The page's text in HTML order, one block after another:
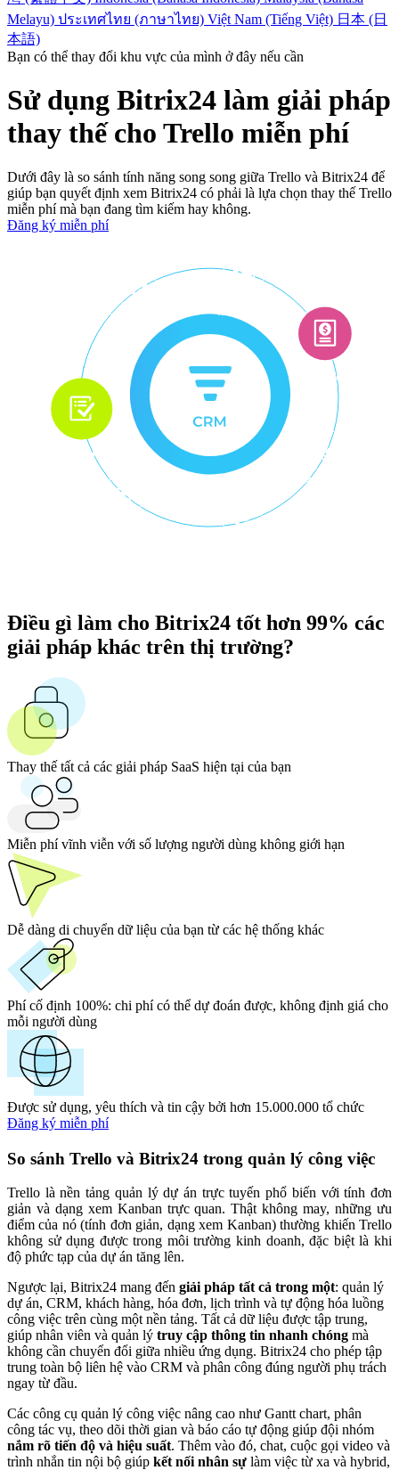
Melayu) ประเทศไทย (ภาษาไทย) Việt Nam (Tiếng Việt) 日本 (日
本語)
Bạn có thể thay đổi khu vực của mình ở đây nếu cần
Sử dụng Bitrix24 làm giải pháp
thay thế cho Trello miễn phí
Dưới đây là so sánh tính năng song song giữa Trello và Bitrix24 để
giúp bạn quyết định xem Bitrix24 có phải là lựa chọn thay thế Trello
miễn phí mà bạn đang tìm kiếm hay không.
Đăng ký miễn phí
Điều gì làm cho Bitrix24 tốt hơn 99% các
giải pháp khác trên thị trường?
Thay thế tất cả các giải pháp SaaS hiện tại của bạn
Miễn phí vĩnh viễn với số lượng người dùng không giới hạn
Dễ dàng di chuyển dữ liệu của bạn từ các hệ thống khác
Phí cố định 100%: chi phí có thể dự đoán được, không định giá cho
mỗi người dùng
Được sử dụng, yêu thích và tin cậy bởi hơn 15.000.000 tổ chức
Đăng ký miễn phí
So sánh Trello và Bitrix24 trong quản lý công việc
Trello là nền tảng quản lý dự án trực tuyến phổ biến với tính đơn
giản và dạng xem Kanban trực quan. Thật không may, những ưu
điểm của nó (tính đơn giản, dạng xem Kanban) thường khiến Trello
không sử dụng được trong môi trường kinh doanh, đặc biệt là khi
độ phức tạp của dự án tăng lên.
Ngược lại, Bitrix24 mang đến giải pháp tất cả trong một: quản lý
dự án, CRM, khách hàng, hóa đơn, lịch trình và tự động hóa luồng
công việc trên cùng một nền tảng. Tất cả dữ liệu được tập trung,
giúp nhân viên và quản lý truy cập thông tin nhanh chóng mà
không cần chuyển đổi giữa nhiều ứng dụng. Bitrix24 cho phép tập
trung toàn bộ liên hệ vào CRM và phân công đúng người phụ trách
ngay từ đầu.
Các công cụ quản lý công việc nâng cao như Gantt chart, phân
công tác vụ, theo dõi thời gian và báo cáo tự động giúp đội nhóm
nắm rõ tiến độ và hiệu suất. Thêm vào đó, chat, cuộc gọi video và
trình nhắn tin nội bộ giúp kết nối nhân sự làm việc từ xa và hybrid,